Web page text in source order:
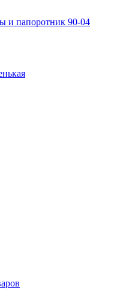
и папоротник 90-04